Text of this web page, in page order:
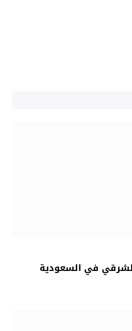
في السعودية